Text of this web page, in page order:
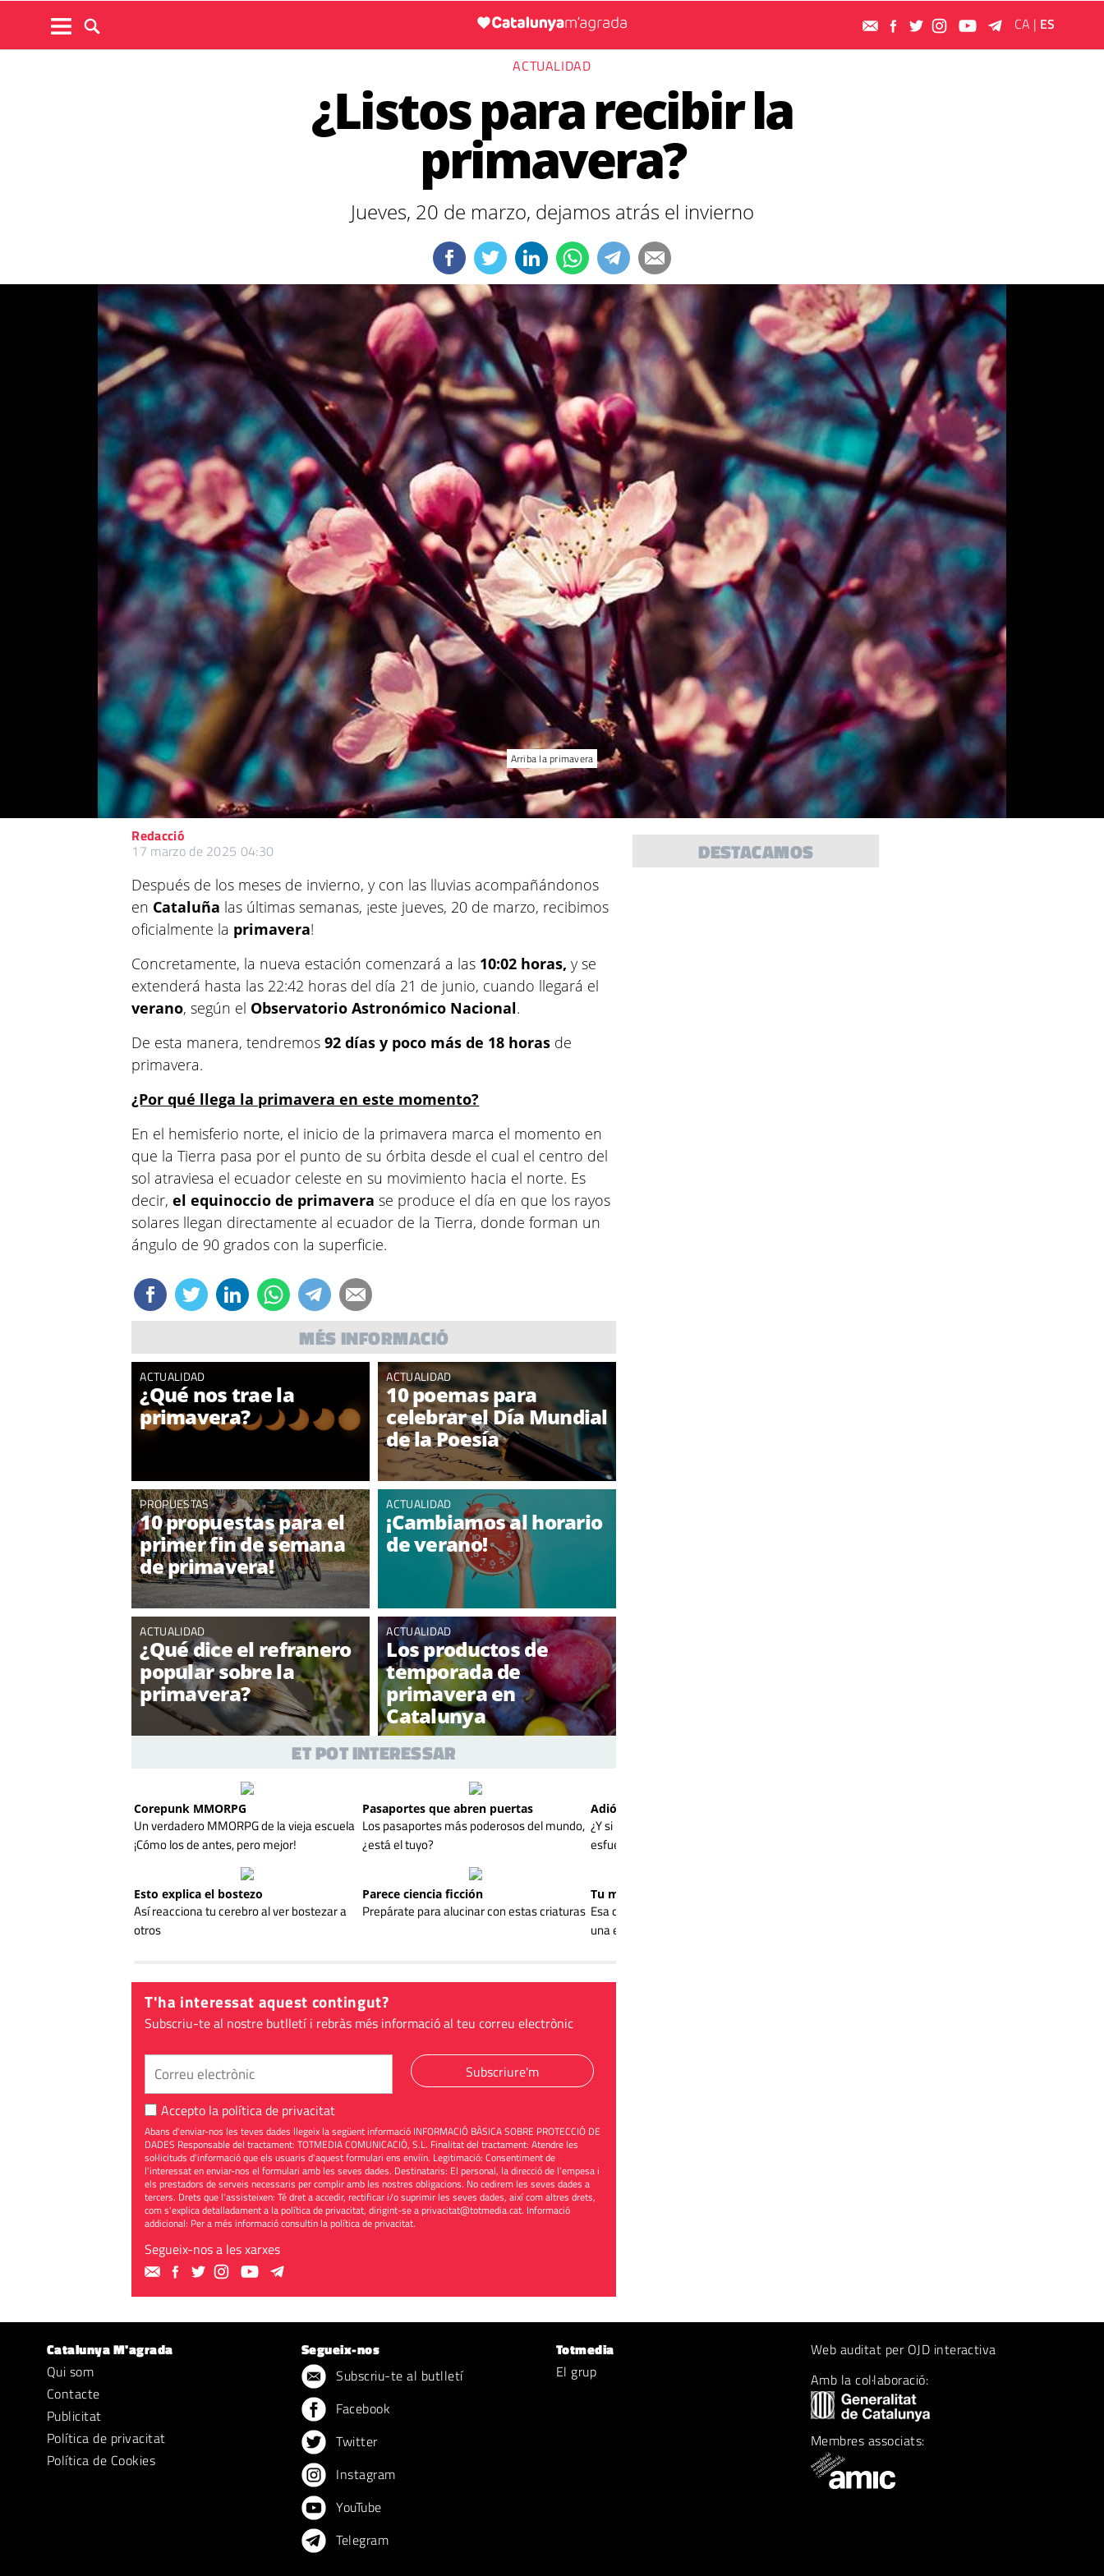
CA | ES
ACTUALIDAD
¿Listos para recibir la
primavera?
Jueves, 20 de marzo, dejamos atrás el invierno
Arriba la primavera
Redacció
17 marzo de 2025 04:30
Después de los meses de invierno, y con las lluvias acompañándonos
en Cataluña las últimas semanas, ¡este jueves, 20 de marzo, recibimos
oficialmente la primavera!
Concretamente, la nueva estación comenzará a las 10:02 horas, y se
extenderá hasta las 22:42 horas del día 21 de junio, cuando llegará el
verano, según el Observatorio Astronómico Nacional.
De esta manera, tendremos92 días y poco más de 18 horas de
primavera.
¿Por qué llega la primavera en este momento?
En el hemisferio norte, el inicio de la primavera marca el momento en
que la Tierra pasa por el punto de su órbita desde el cual el centro del
sol atraviesa el ecuador celeste en su movimiento hacia el norte. Es
decir,el equinoccio de primavera se produce el día en que los rayos
solares llegan directamente al ecuador de la Tierra, donde forman un
ángulo de 90 grados con la superficie.
MÉS INFORMACIÓ
ACTUALIDAD
¿Qué nos trae la
primavera?
ACTUALIDAD
10 poemas para
celebrar el Día Mundial
de la Poesía
PROPUESTAS
10 propuestas para el
primer fin de semana
de primavera!
ACTUALIDAD
¡Cambiamos al horario
de verano!
ACTUALIDAD
¿Qué dice el refranero
popular sobre la
primavera?
ACTUALIDAD
Los productos de
temporada de
primavera en
Catalunya
ET POT INTERESSAR
Corepunk MMORPG
Un verdadero MMORPG de la vieja escuela
¡Cómo los de antes, pero mejor!
Pasaportes que abren puertas
Los pasaportes más poderosos del mundo,
¿está el tuyo?
Adiós a la cal del baño
¿Y si pudieras eliminar la cal del baño sin
esfuerzo?
Esto explica el bostezo
Así reacciona tu cerebro al ver bostezar a
otros
Parece ciencia ficción
Prepárate para alucinar con estas criaturas
Tu memoria y la música
Esa canción antigua que no olvidas tiene
una explicación
T'ha interessat aquest contingut?
Subscriu-te al nostre butlletí i rebràs més informació al teu correu electrònic
Subscriure'm
Accepto la política de privacitat
Abans d'enviar-nos les teves dades llegeix la següent informació INFORMACIÓ BÀSICA SOBRE PROTECCIÓ DE
DADES Responsable del tractament: TOTMEDIA COMUNICACIÓ, S.L. Finalitat del tractament: Atendre les
sol·licituds d'informació que els usuaris d'aquest formulari ens enviïn. Legitimació: Consentiment de
l'interessat en enviar-nos el formulari amb les seves dades. Destinataris: El personal, la direcció de l'empesa i
els prestadors de serveis necessaris per complir amb les nostres obligacions. No cedirem les seves dades a
tercers. Drets que l'assisteixen: Té dret a accedir, rectificar i/o suprimir les seves dades, així com altres drets,
com s'explica detalladament a la política de privacitat, dirigint-se aprivacitat@totmedia.cat. Informació
addicional: Per a més informació consultin lapolítica de privacitat.
Segueix-nos a les xarxes
DESTACAMOS
Catalunya M'agrada
Qui som
Contacte
Publicitat
Política de privacitat
Política de Cookies
Segueix-nos
Subscriu-te al butlletí
Facebook
Twitter
Instagram
YouTube
Telegram
Totmedia
El grup
Web auditat per OJD interactiva
Amb la col·laboració:
Membres associats: